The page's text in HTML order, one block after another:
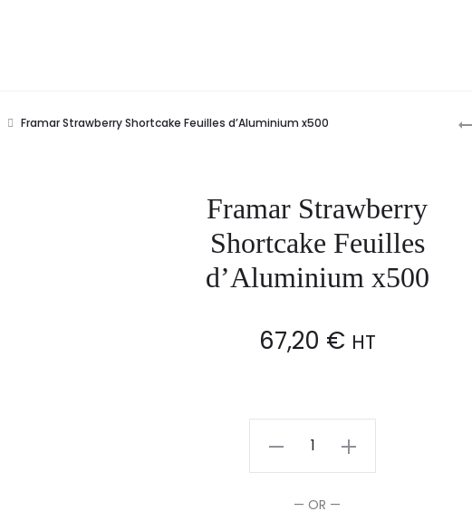
Framar Strawberry Shortcake Feuilles d’Aluminium x500
Framar Strawberry
Shortcake Feuilles
d’Aluminium x500
67,20 € HT
— OR —